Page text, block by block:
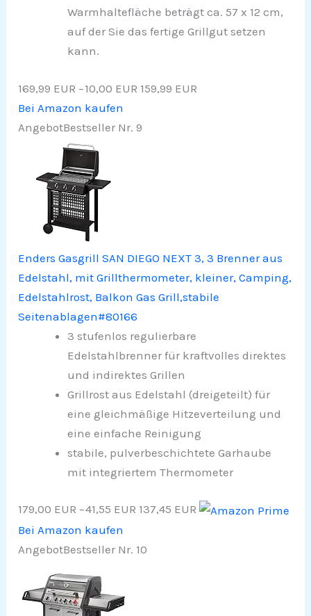
Warmhaltefläche beträgt ca. 57 x 12 cm,
auf der Sie das fertige Grillgut setzen
kann.
169,99 EUR −10,00 EUR 159,99 EUR
Bei Amazon kaufen
AngebotBestseller Nr. 9
Enders Gasgrill SAN DIEGO NEXT 3, 3 Brenner aus
Edelstahl, mit Grillthermometer, kleiner, Camping,
Edelstahlrost, Balkon Gas Grill,stabile
Seitenablagen#80166
3 stufenlos regulierbare
Edelstahlbrenner für kraftvolles direktes
und indirektes Grillen​
Grillrost aus Edelstahl (dreigeteilt) für
eine gleichmäßige Hitzeverteilung und
eine einfache Reinigung​
stabile, pulverbeschichtete Garhaube
mit integriertem Thermometer​
179,00 EUR −41,55 EUR 137,45 EUR
Bei Amazon kaufen
AngebotBestseller Nr. 10